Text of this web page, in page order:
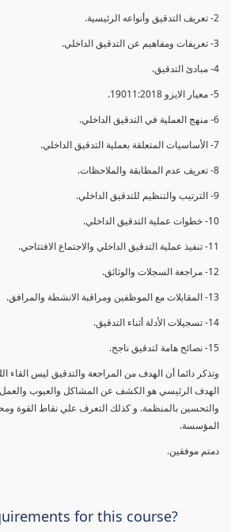
2- تعريف التدقيق وأنواعه الرئيسية.
3- تعريفات ومفاهيم عن التدقيق الداخلي.
4- مبادئ التدقيق.
5- معيار الايزو 19011:2018.
6- منهج العملية في التدقيق الداخلي.
7- الأساسيات المتعلقة بعملية التدقيق الداخلي.
8- تعريف عدم المطابقة والملاحظات.
9- الترتيب والتنظيم للتدقيق الداخلي.
10- خطوات عملية التدقيق الداخلي.
11- تنفيذ عملية التدقيق الداخلي والاجتماع الافتتاحي.
12- مراجعة السجلات والوثائق.
13- المقابلات مع الموظفين ومراقبة الانشطة والمرافق.
14- تسجيلات الأدلة أثناء التدقيق.
15- نصائح هامة لتدقيق ناجح.
وتذكر دائما أن الهدف من المراجعة والتدقيق ليس
الهدف الرئيسي هو الكشف عن المشاكل والعيوب والعمل
والتحسين بالمنظمة. و كذلك التعرف علي نقاط القوة
المؤسسة.
دمتم موفقين.
for this course?